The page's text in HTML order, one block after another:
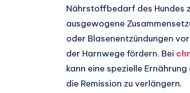
Nährstoffbedarf des Hundes
ausgewogene
oder Blasenentzündungen
der Harnwege fördern. Bei
kann eine spezielle
die Remission zu verlängern.